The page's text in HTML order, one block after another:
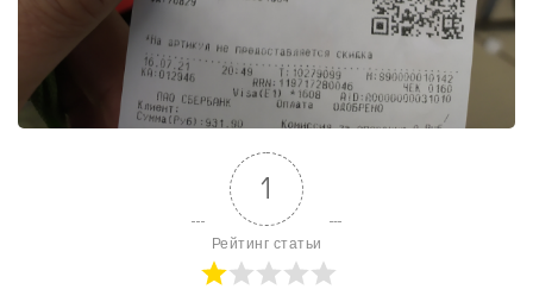
1
Рейтинг статьи